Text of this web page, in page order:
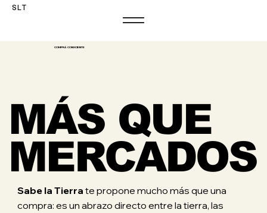
SLT
COMPRÁ CONSCIENTE
MÁS QUE
MERCADOS
Sabe la Tierra te propone mucho más que una
compra: es un abrazo directo entre la tierra, las